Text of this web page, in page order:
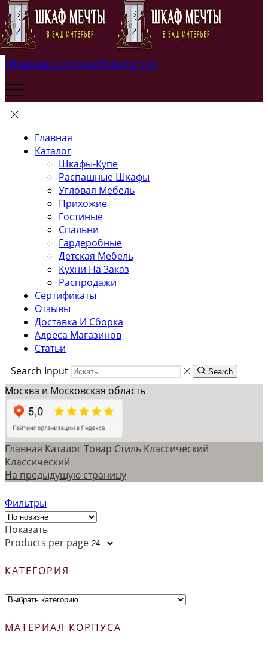
Whatsapp Untapped Telegram Vk
Главная
Каталог
Шкафы-Купе
Распашные Шкафы
Угловая Мебель
Прихожие
Гостиные
Спальни
Гардеробные
Детская Мебель
Кухни На Заказ
Распродажи
Сертификаты
Отзывы
Доставка И Сборка
Адреса Магазинов
Статьи
Search Input
Search
Москва и Московская область
Главная КаталогТовар Стиль Классический
Классический
На предыдущую страницу
Фильтры
Показать
Products per page
КАТЕГОРИЯ
МАТЕРИАЛ КОРПУСА